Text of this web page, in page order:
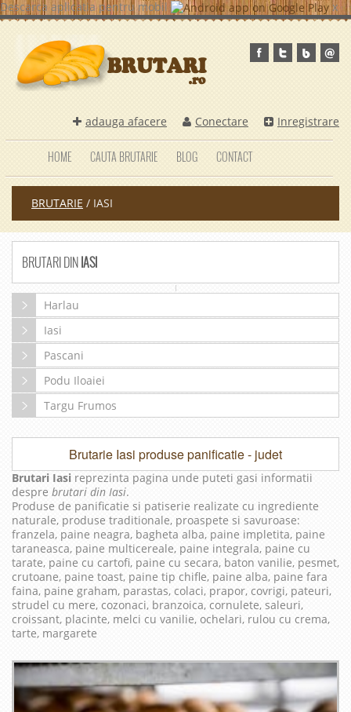
Descarca aplicatia pentru mobil x
adauga afacere Conectare Inregistrare
HOME CAUTA BRUTARIE BLOG CONTACT
BRUTARIE / IASI
BRUTARI DINIASI
Harlau
Iasi
Pascani
Podu Iloaiei
Targu Frumos
Brutarie Iasi produse panificatie - judet
Brutari Iasi reprezinta pagina unde puteti gasi informatii
despre brutari din Iasi.
Produse de panificatie si patiserie realizate cu ingrediente
naturale, produse traditionale, proaspete si savuroase:
franzela, paine neagra, bagheta alba, paine impletita, paine
taraneasca, paine multicereale, paine integrala, paine cu
tarate, paine cu cartofi, paine cu secara, baton vanilie, pesmet,
crutoane, paine toast, paine tip chifle, paine alba, paine fara
faina, paine graham, parastas, colaci, prapor, covrigi, pateuri,
strudel cu mere, cozonaci, branzoica, cornulete, saleuri,
croissant, placinte, melci cu vanilie, ochelari, rulou cu crema,
tarte, margarete